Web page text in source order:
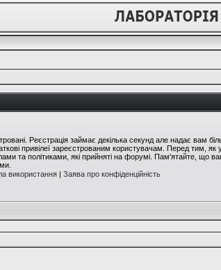
Реєстрація займає декілька секунд але надає вам
привілеї зареєстрованим користувачам. Перед тим, як
та політиками, які прийняті на форумі. Пам'ятайте, що
використання| Заява про конфіденційність